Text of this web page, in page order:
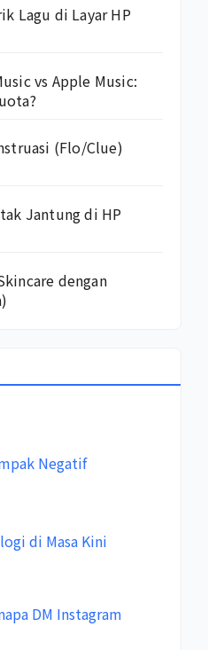
Lagu di Layar HP
vs Apple Music:
(Flo/Clue)
Jantung di HP
dengan
Negatif
di Masa Kini
DM Instagram